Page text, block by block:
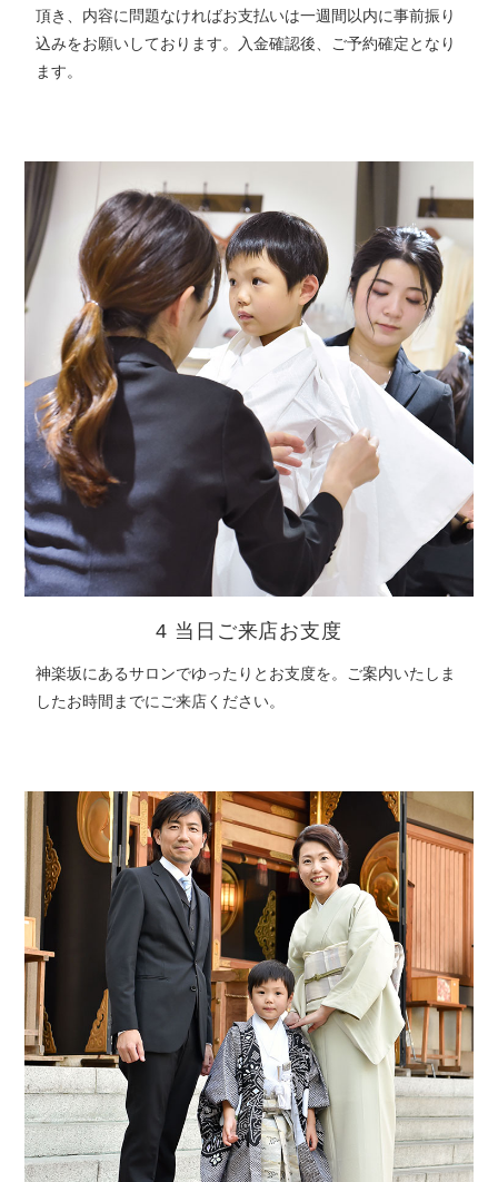
頂き、内容に問題なければお支払いは一週間以内に事前振り
込みをお願いしております。入金確認後、ご予約確定となり
ます。
4 当日ご来店お支度
神楽坂にあるサロンでゆったりとお支度を。ご案内いたしま
したお時間までにご来店ください。